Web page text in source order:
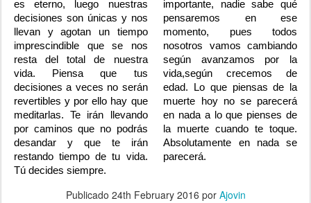
es eterno, luego nuestras
decisiones son únicas y nos
llevan y agotan un tiempo
imprescindible que se nos
resta del total de nuestra
vida. Piensa que tus
decisiones a veces no serán
revertibles y por ello hay que
meditarlas. Te irán llevando
por caminos que no podrás
desandar y que te irán
restando tiempo de tu vida.
Tú decides siempre.
importante, nadie sabe qué
pensaremos en ese
momento, pues todos
nosotros vamos cambiando
según avanzamos por la
vida,según crecemos de
edad. Lo que piensas de la
muerte hoy no se parecerá
en nada a lo que pienses de
la muerte cuando te toque.
Absolutamente en nada se
parecerá.
Publicado 24th February 2016 por Ajovin